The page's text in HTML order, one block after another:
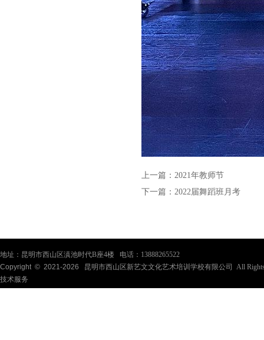
上一篇： 2021年教师节
下一篇： 2022届舞蹈班月考
地址：昆明市西山区滇池时代B座4楼 电话：13888265522
Copyright © 2021-2026
昆明市西山区新艺文文化艺术培训学校有限公司 All
技术服务